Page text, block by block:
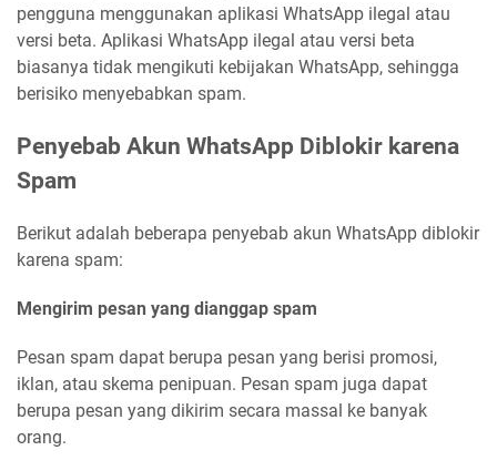
pengguna menggunakan aplikasi WhatsApp ilegal atau
versi beta. Aplikasi WhatsApp ilegal atau versi beta
biasanya tidak mengikuti kebijakan WhatsApp, sehingga
berisiko menyebabkan spam.
Penyebab Akun WhatsApp Diblokir karena
Spam
Berikut adalah beberapa penyebab akun WhatsApp diblokir
karena spam:
Mengirim pesan yang dianggap spam
Pesan spam dapat berupa pesan yang berisi promosi,
iklan, atau skema penipuan. Pesan spam juga dapat
berupa pesan yang dikirim secara massal ke banyak
orang.